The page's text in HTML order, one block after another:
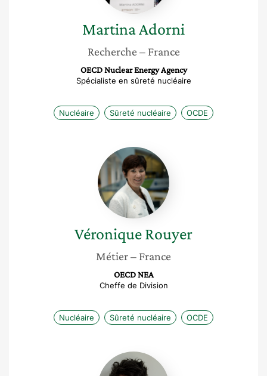
MartinaAdorni
Recherche – France
OECD Nuclear Energy Agency
Spécialiste en sûreté nucléaire
Nucléaire Sûreté nucléaire OCDE
Véronique
Rouyer
VéroniqueRouyer
Métier– France
OECD NEA
Cheffe de Division
Nucléaire Sûreté nucléaire OCDE
Sylvaine
Dhion